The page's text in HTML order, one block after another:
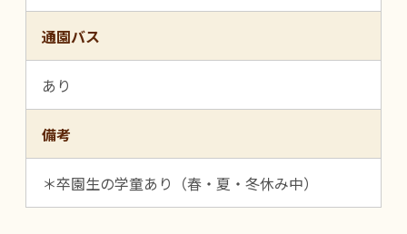
通園バス
あり
備考
＊卒園生の学童あり（春・夏・冬休み中）